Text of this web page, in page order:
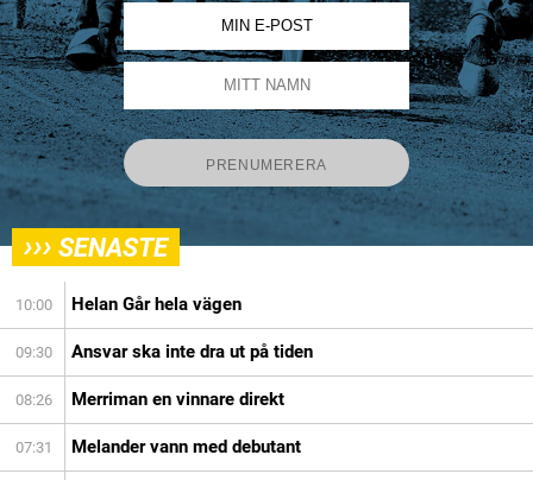
››› SENASTE
10:00 Helan Går hela vägen
09:30 Ansvar ska inte dra ut på tiden
08:26 Merriman en vinnare direkt
07:31 Melander vann med debutant